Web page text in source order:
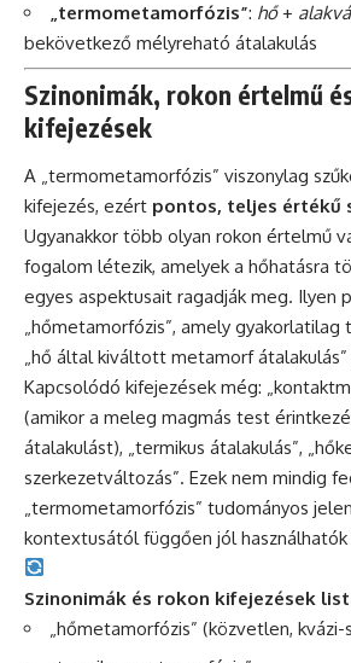
„termometamorfózis”: hő+
bekövetkező mélyreható átalakulás
Szinonimák, rokon értelmű
kifejezések
A „termometamorfózis” viszonylag
kifejezés, ezért pontos, teljes értékű
Ugyanakkor több olyan rokon értelmű
fogalom létezik, amelyek a hőhatásra
egyes aspektusait ragadják meg. Ilyen
„hőmetamorfózis”, amely gyakorlatilag
„hő által kiváltott metamorf
Kapcsolódó kifejezések még:
(amikor a meleg magmás test
átalakulást), „termikus átalakulás”,
szerkezetváltozás”. Ezek nem mindig
„termometamorfózis” tudományos
kontextusától függően jól
Szinonimák és rokon kifejezések
„hőmetamorfózis” (közvetlen, kvázi-